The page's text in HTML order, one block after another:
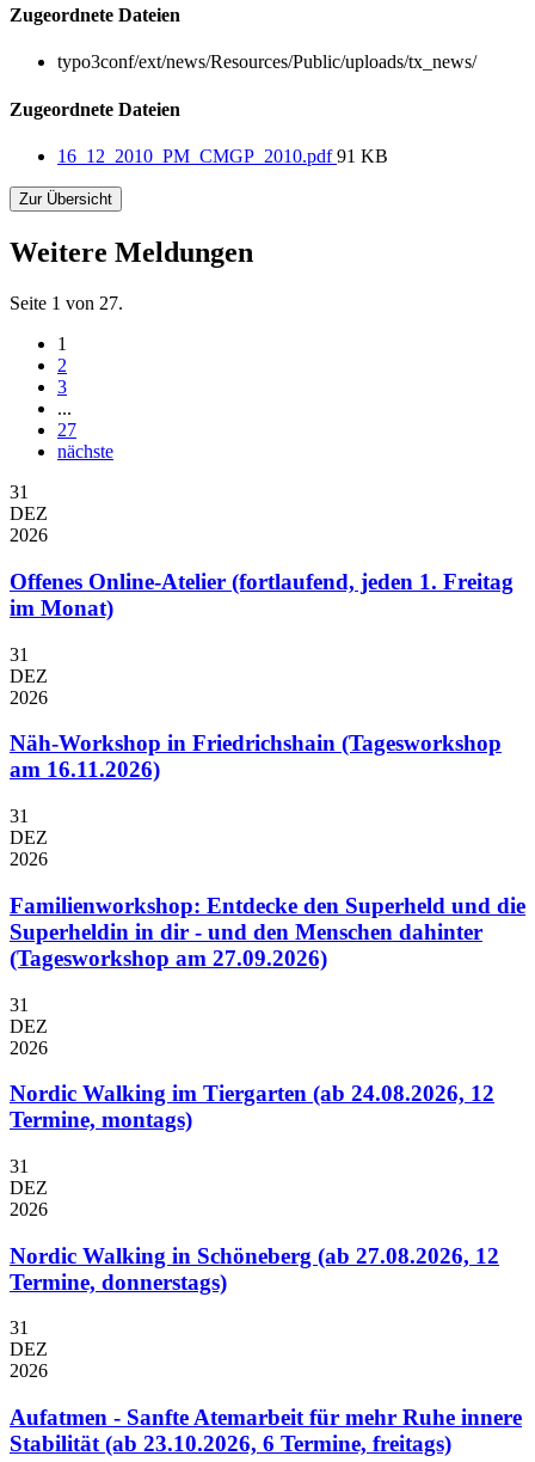
Zugeordnete Dateien
typo3conf/ext/news/Resources/Public/uploads/tx_news/
Zugeordnete Dateien
16_12_2010_PM_CMGP_2010.pdf91 KB
Zur Übersicht
Weitere Meldungen
Seite 1 von 27.
1
2
3
...
27
nächste
31
DEZ
2026
Offenes Online-Atelier (fortlaufend, jeden 1. Freitag
im Monat)
31
DEZ
2026
Näh-Workshop in Friedrichshain (Tagesworkshop
am 16.11.2026)
31
DEZ
2026
Familienworkshop: Entdecke den Superheld und die
Superheldin in dir - und den Menschen dahinter
(Tagesworkshop am 27.09.2026)
31
DEZ
2026
Nordic Walking im Tiergarten (ab 24.08.2026, 12
Termine, montags)
31
DEZ
2026
Nordic Walking in Schöneberg (ab 27.08.2026, 12
Termine, donnerstags)
31
DEZ
2026
Aufatmen - Sanfte Atemarbeit für mehr Ruhe innere
Stabilität (ab 23.10.2026, 6 Termine, freitags)